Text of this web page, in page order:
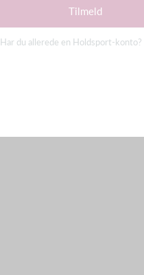
Tilmeld
Har du allerede en Holdsport-konto?